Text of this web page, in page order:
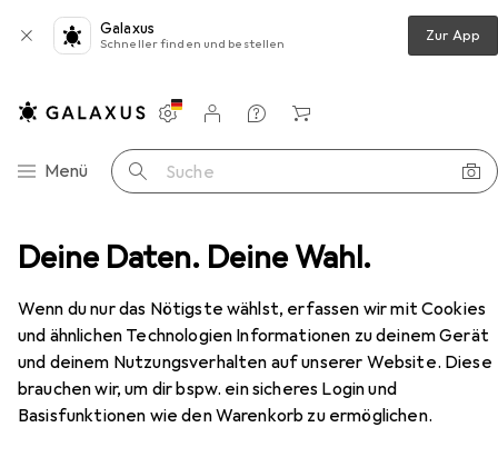
Deine Daten. Deine Wahl.
Wenn du nur das Nötigste wählst, erfassen wir mit Cookies
und ähnlichen Technologien Informationen zu deinem Gerät
und deinem Nutzungsverhalten auf unserer Website. Diese
brauchen wir, um dir bspw. ein sicheres Login und
Basisfunktionen wie den Warenkorb zu ermöglichen.
Galaxus
Schneller finden und bestellen Zur App
Navigation nach Kategorien
Menü Suche
Einstellungen
Kundenkonto
Vergleichslisten
Merklisten
Warenkorb
+ Trocknen Wäscheständer MSV Cheyenne
MSVCheyenne
5 m
Zubehör für MSV Cheyenne